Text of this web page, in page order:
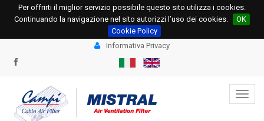
Per offrirti il miglior servizio possibile questo sito utilizza i cookies.
Continuando la navigazione nel sito autorizzi l’uso dei cookies.
OK
Cookie Policy
+39 0331.534695
+39 0331.534678
ordini@campi.eu
Informativa Privacy